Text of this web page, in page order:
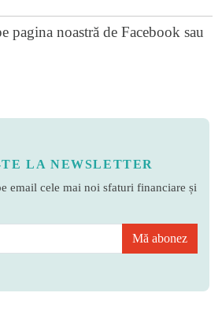
pagina noastră de Facebook sau
LA NEWSLETTER
email cele mai noi sfaturi financiare și
Mă abonez